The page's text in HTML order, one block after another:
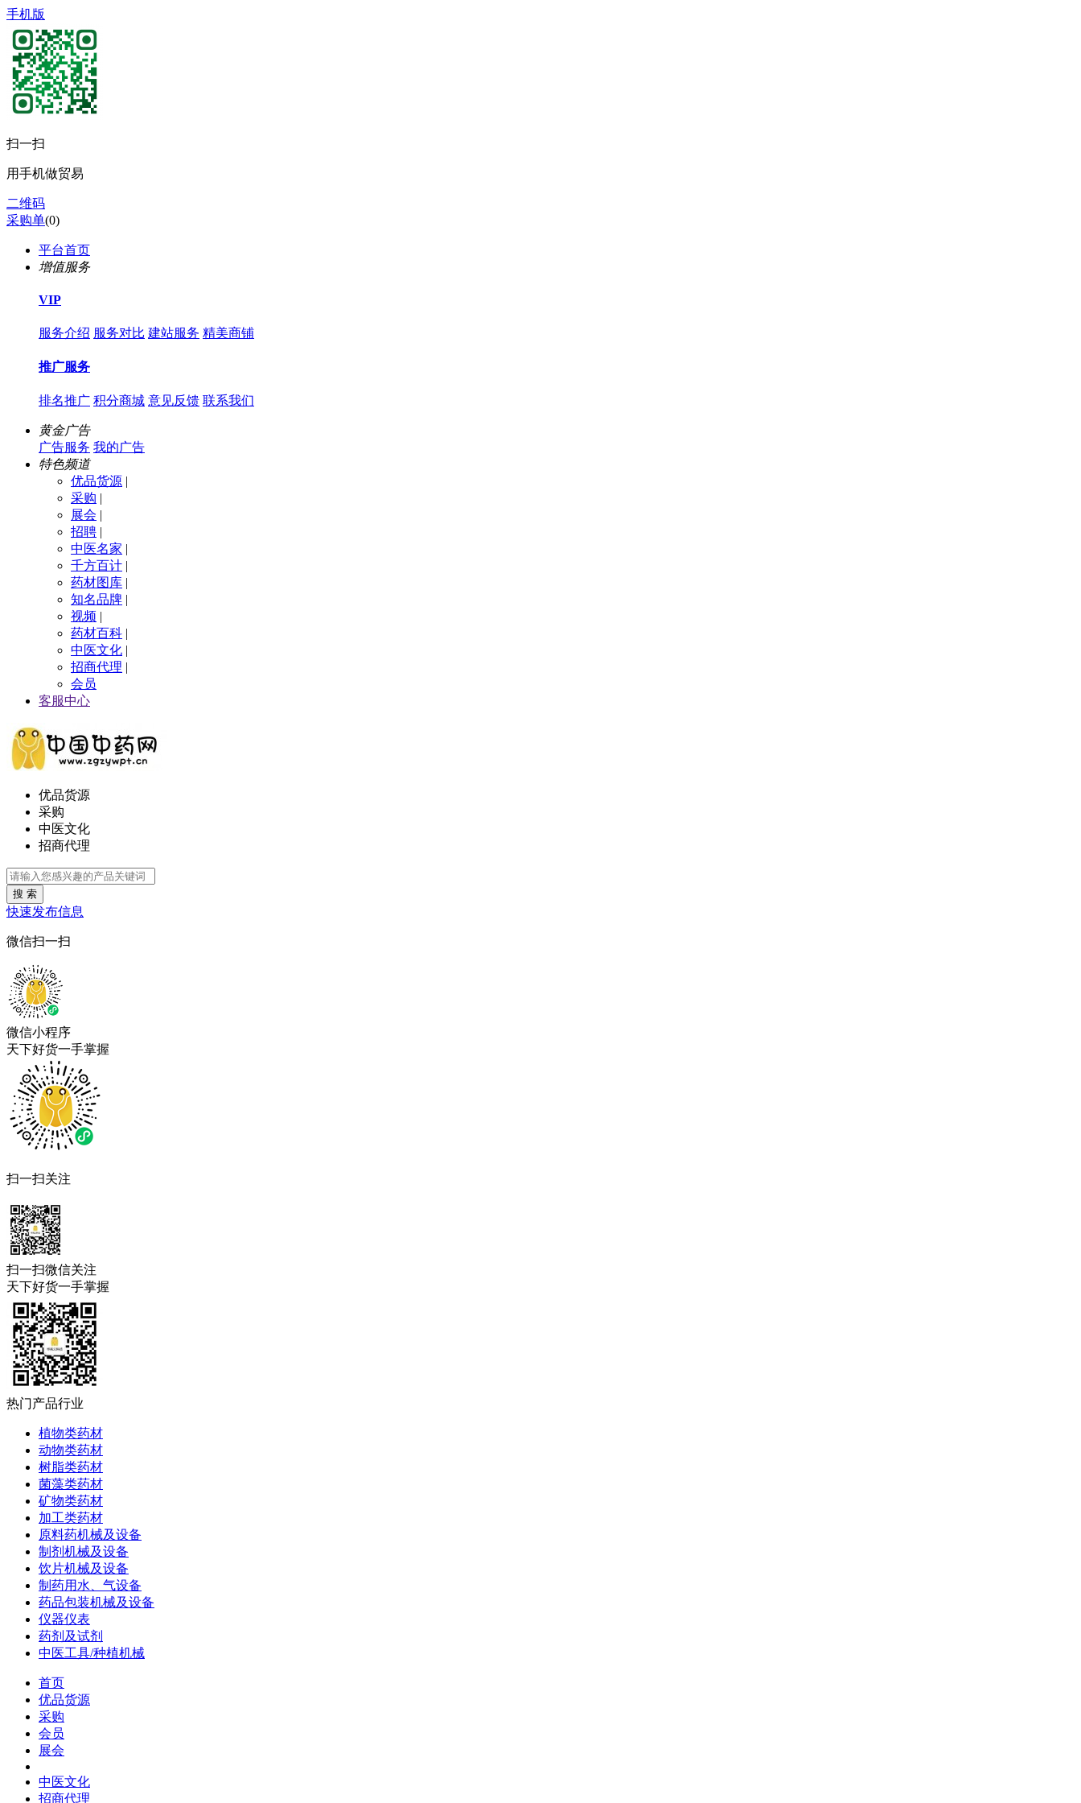
手机版
扫一扫
用手机做贸易
二维码
采购单(0)
平台首页
增值服务
VIP
服务介绍 服务对比 建站服务 精美商铺
推广服务
排名推广 积分商城 意见反馈 联系我们
黄金广告
广告服务 我的广告
特色频道
优品货源 |
采购 |
展会 |
招聘 |
中医名家 |
千方百计 |
药材图库 |
知名品牌 |
视频 |
药材百科 |
中医文化 |
招商代理 |
会员
客服中心
优品货源
采购
中医文化
招商代理
搜 索
快速发布信息
微信扫一扫
微信小程序
天下好货一手掌握
扫一扫关注
扫一扫微信关注
天下好货一手掌握
热门产品行业
植物类药材
动物类药材
树脂类药材
菌藻类药材
矿物类药材
加工类药材
原料药机械及设备
制剂机械及设备
饮片机械及设备
制药用水、气设备
药品包装机械及设备
仪器仪表
药剂及试剂
中医工具/种植机械
首页
优品货源
采购
会员
展会
中医文化
招商代理